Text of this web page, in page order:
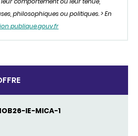
philosophiques ou politiques. > En
publique.gouv.fr
IE-MICA-1